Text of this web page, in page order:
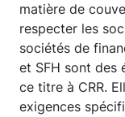
matière de
respecter les
sociétés de
et SFH sont des
ce titre à CRR.
exigences